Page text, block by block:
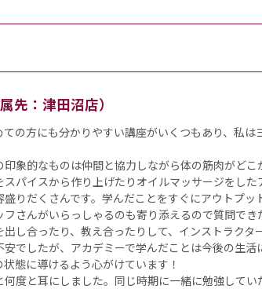
先：津田沼店）
の方にも分かりやすい講座がいくつもあり、私
象的なものは仲間と協力しながら体の筋肉がど
パイスから作り上げたりオイルマッサージをし
りだくさんです。学んだことをすぐにアウトプッ
さんがいらっしゃるのも寄り添えるので質問で
し合ったり、教え合ったりして、インストラクタ
でしたが、アカデミーで学んだことは今後の生
態に導けるよう心がけています！
度と耳にしました。同じ時期に一緒に勉強して